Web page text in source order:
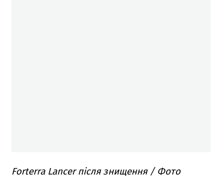
Forterra Lancer після знищення / Фото